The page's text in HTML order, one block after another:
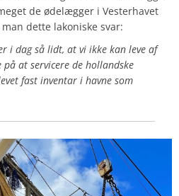
de ødelægger i Vesterhavet
dette lakoniske svar:
i dag så lidt, at vi ikke kan leve af
at servicere de hollandske
fast inventar i havne som